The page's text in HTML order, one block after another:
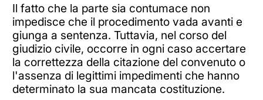
Il fatto che la parte sia contumace non
impedisce che il procedimento vada avanti e
giunga a sentenza. Tuttavia, nel corso del
giudizio civile, occorre in ogni caso accertare
la correttezza della citazione del convenuto o
l'assenza di legittimi impedimenti che hanno
determinato la sua mancata costituzione.